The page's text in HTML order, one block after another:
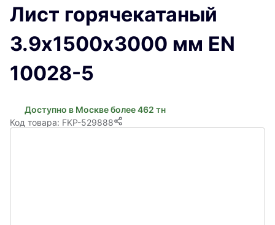
Лист горячекатаный
3.9х1500х3000 мм EN
10028-5
Доступно в Москве более 462 тн
Код товара: FKP-529888